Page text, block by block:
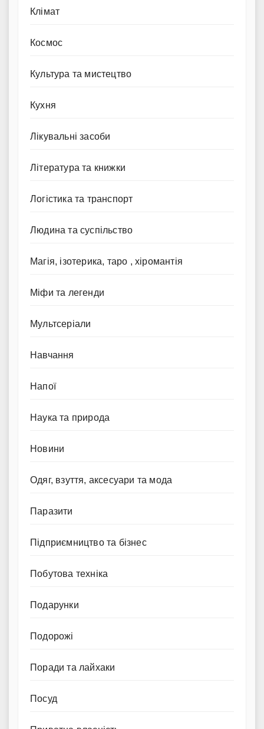
Клімат
Космос
Культура та мистецтво
Кухня
Лікувальні засоби
Література та книжки
Логістика та транспорт
Людина та суспільство
Магія, ізотерика, таро , хіромантія
Міфи та легенди
Мультсеріали
Навчання
Напої
Наука та природа
Новини
Одяг, взуття, аксесуари та мода
Паразити
Підприємництво та бізнес
Побутова техніка
Подарунки
Подорожі
Поради та лайхаки
Посуд